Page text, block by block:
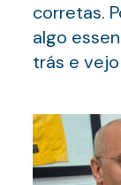
corretas.
algo
trás e